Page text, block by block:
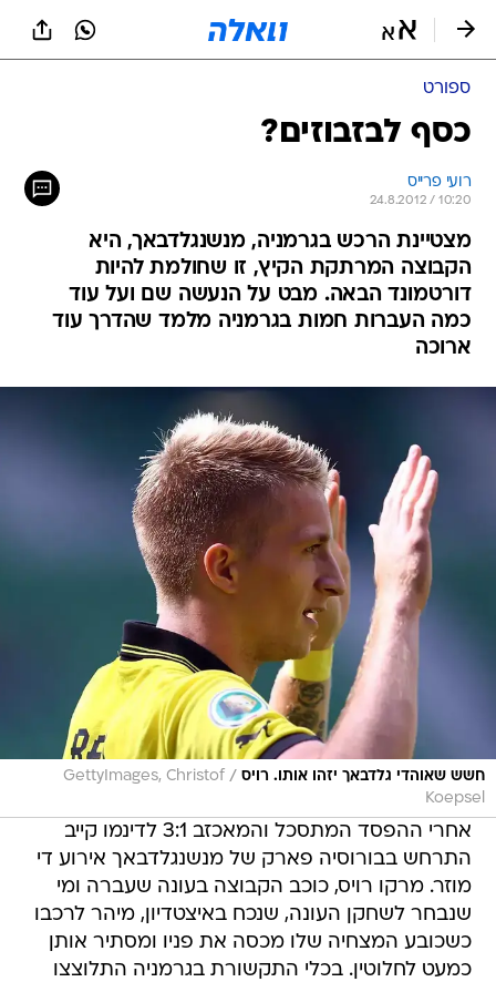
ספורט
כסף לבזבוזים?
רועי פרייס
24.8.2012 / 10:20
מצטיינת הרכש בגרמניה, מנשנגלדבאך, היא
הקבוצה המרתקת הקיץ, זו שחולמת להיות
דורטמונד הבאה. מבט על הנעשה שם ועל עוד
כמה העברות חמות בגרמניה מלמד שהדרך עוד
ארוכה
חשש שאוהדי גלדבאך יזהו אותו. רויס /
GettyImages, Christof
Koepsel
אחרי ההפסד המתסכל והמאכזב 3:1 לדינמו קייב
התרחש בבורוסיה פארק של מנשנגלדבאך אירוע די
מוזר. מרקו רויס, כוכב הקבוצה בעונה שעברה ומי
שנבחר לשחקן העונה, שנכח באיצטדיון, מיהר לרכבו
כשכובע המצחיה שלו מכסה את פניו ומסתיר אותן
כמעט לחלוטין. בכלי התקשורת בגרמניה התלוצצו